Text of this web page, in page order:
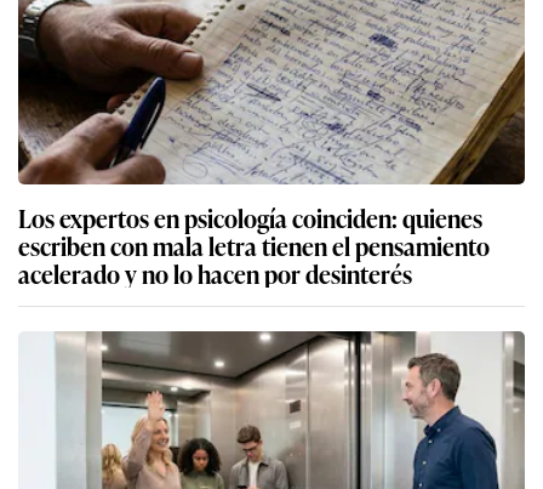
Los expertos en psicología coinciden: quienes
escriben con mala letra tienen el pensamiento
acelerado y no lo hacen por desinterés